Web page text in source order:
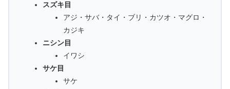
スズキ目
アジ・サバ・タイ・ブリ・カツオ・マグロ・
カジキ
ニシン目
イワシ
サケ目
サケ